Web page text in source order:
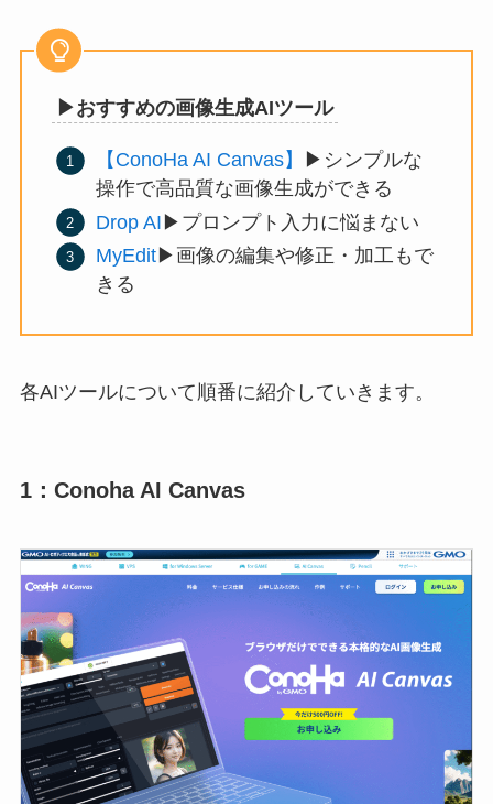
▶︎おすすめの画像生成AIツール
【ConoHa AI Canvas】
▶︎シンプルな
操作で高品質な画像生成ができる
Drop AI ▶︎プロンプト入力に悩まない
MyEdit ▶︎画像の編集や修正・加工もで
きる
各AIツールについて順番に紹介していきます。
1：Conoha AI Canvas